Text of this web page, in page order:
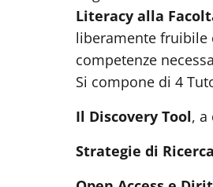
Literacy alla
liberamente fruibile
competenze
Si compone di 4
Il Discovery Tool, a
Strategie di Ricerca